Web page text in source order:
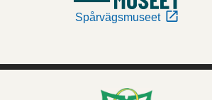
Spårvägsmuseet